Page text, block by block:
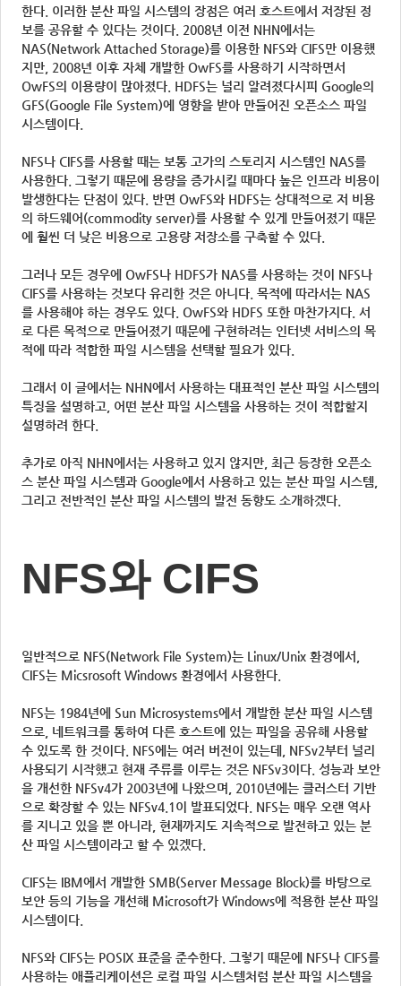
한다. 이러한 분산 파일 시스템의 장점은 여러 호스트에서 저장된 정
보를 공유할 수 있다는 것이다. 2008년 이전 NHN에서는
NAS(Network Attached Storage)를 이용한 NFS와 CIFS만 이용했
지만, 2008년 이후 자체 개발한 OwFS를 사용하기 시작하면서
OwFS의 이용량이 많아졌다. HDFS는 널리 알려졌다시피 Google의
GFS(Google File System)에 영향을 받아 만들어진 오픈소스 파일
시스템이다.
NFS나 CIFS를 사용할 때는 보통 고가의 스토리지 시스템인 NAS를
사용한다. 그렇기 때문에 용량을 증가시킬 때마다 높은 인프라 비용이
발생한다는 단점이 있다. 반면 OwFS와 HDFS는 상대적으로 저 비용
의 하드웨어(commodity server)를 사용할 수 있게 만들어졌기 때문
에 훨씬 더 낮은 비용으로 고용량 저장소를 구축할 수 있다.
그러나 모든 경우에 OwFS나 HDFS가 NAS를 사용하는 것이 NFS나
CIFS를 사용하는 것보다 유리한 것은 아니다. 목적에 따라서는 NAS
를 사용해야 하는 경우도 있다. OwFS와 HDFS 또한 마찬가지다. 서
로 다른 목적으로 만들어졌기 때문에 구현하려는 인터넷 서비스의 목
적에 따라 적합한 파일 시스템을 선택할 필요가 있다.
그래서 이 글에서는 NHN에서 사용하는 대표적인 분산 파일 시스템의
특징을 설명하고, 어떤 분산 파일 시스템을 사용하는 것이 적합할지
설명하려 한다.
추가로 아직 NHN에서는 사용하고 있지 않지만, 최근 등장한 오픈소
스 분산 파일 시스템과 Google에서 사용하고 있는 분산 파일 시스템,
그리고 전반적인 분산 파일 시스템의 발전 동향도 소개하겠다.
NFS와 CIFS
일반적으로 NFS(Network File System)는 Linux/Unix 환경에서,
CIFS는 Micsrosoft Windows 환경에서 사용한다.
NFS는 1984년에 Sun Microsystems에서 개발한 분산 파일 시스템
으로, 네트워크를 통하여 다른 호스트에 있는 파일을 공유해 사용할
수 있도록 한 것이다. NFS에는 여러 버전이 있는데, NFSv2부터 널리
사용되기 시작했고 현재 주류를 이루는 것은 NFSv3이다. 성능과 보안
을 개선한 NFSv4가 2003년에 나왔으며, 2010년에는 클러스터 기반
으로 확장할 수 있는 NFSv4.1이 발표되었다. NFS는 매우 오랜 역사
를 지니고 있을 뿐 아니라, 현재까지도 지속적으로 발전하고 있는 분
산 파일 시스템이라고 할 수 있겠다.
CIFS는 IBM에서 개발한 SMB(Server Message Block)를 바탕으로
보안 등의 기능을 개선해 Microsoft가 Windows에 적용한 분산 파일
시스템이다.
NFS와 CIFS는 POSIX 표준을 준수한다. 그렇기 때문에 NFS나 CIFS를
사용하는 애플리케이션은 로컬 파일 시스템처럼 분산 파일 시스템을